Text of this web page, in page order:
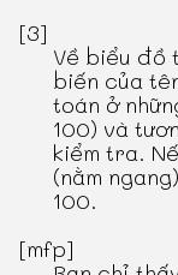
[3]
Về biểu đồ
biến của
toán ở
100) và
kiểm tra.
(nằm
100.
[mfp]